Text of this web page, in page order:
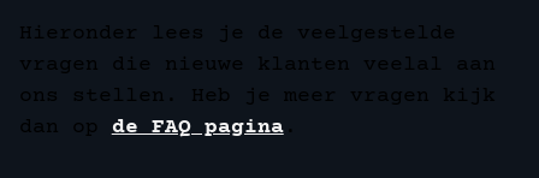
Hieronder lees je de veelgestelde
vragen die nieuwe klanten veelal aan
ons stellen. Heb je meer vragen kijk
dan opde FAQ pagina.